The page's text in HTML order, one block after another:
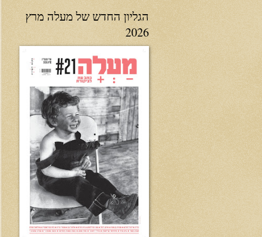
הגליון החדש של מעלה מרץ
2026